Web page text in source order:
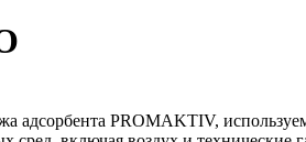
адсорбента PROMAKTIV,